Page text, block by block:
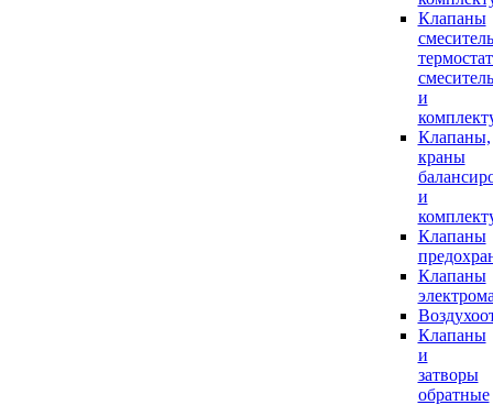
Клапаны
и
Клапаны,
краны
и
Клапаны
Клапаны
Клапаны
и
затворы
обратные